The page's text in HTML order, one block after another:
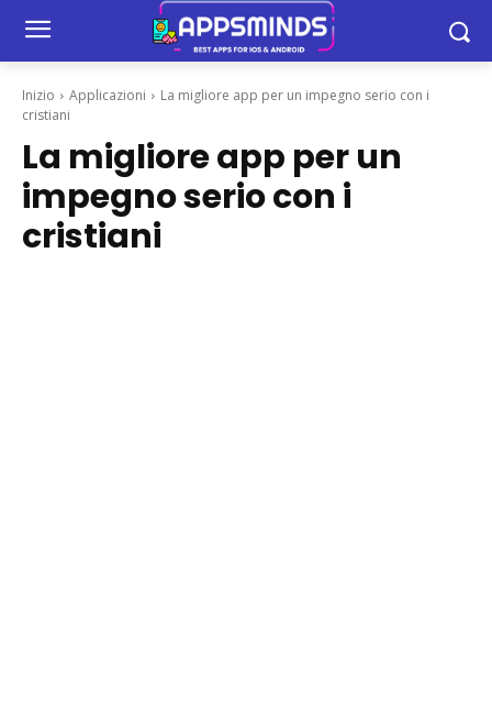
Inizio Applicazioni
La migliore app per un impegno serio con i
cristiani
La migliore app per un
impegno serio con i
cristiani